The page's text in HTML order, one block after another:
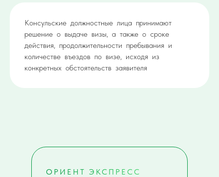
Консульские должностные лица принимают
решение о выдаче визы, а также о сроке
действия, продолжительности пребывания и
количестве въездов по визе, исходя из
конкретных обстоятельств заявителя
ОРИЕНТ ЭКСПРЕСС